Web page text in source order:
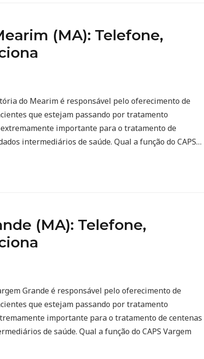
(MA): Telefone,
do Mearim é responsável pelo oferecimento de
que estejam passando por tratamento
importante para o tratamento de
intermediários de saúde. Qual a função do CAPS…
(MA): Telefone,
Grande é responsável pelo oferecimento de
que estejam passando por tratamento
importante para o tratamento de centenas
de saúde. Qual a função do CAPS Vargem